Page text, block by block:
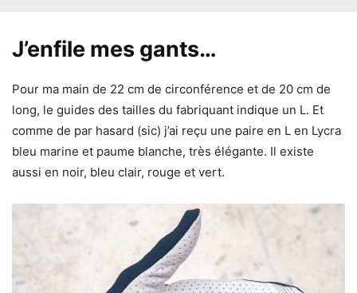
J’enfile mes gants…
Pour ma main de 22 cm de circonférence et de 20 cm de
long, le guides des tailles du fabriquant indique un L. Et
comme de par hasard (sic) j’ai reçu une paire en L en Lycra
bleu marine et paume blanche, très élégante. Il existe
aussi en noir, bleu clair, rouge et vert.